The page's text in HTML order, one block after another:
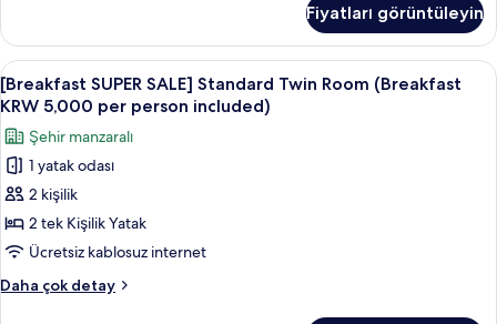
hakkında
fazla
detay
included)
için
tüm
fotoğrafları
görün
Double
Room
(Breakfast
KRW
per
person
included)
hakkında
daha
detay
Fiyatları görüntüleyin
[Breakfast
SUPER
SALE]
Standard
Twin
Room
(Breakfast
KRW
5,000
per
Kaliteli yatak takımı, kuştüyü yorgan,
8
[Breakfast SUPER SALE] Standard Twin Room (Breakfast
KRW 5,000 per person included)
Şehir manzaralı
1 yatak odası
2 kişilik
2 tek Kişilik Yatak
Ücretsiz kablosuz internet
Daha çok detay
[Breakfast